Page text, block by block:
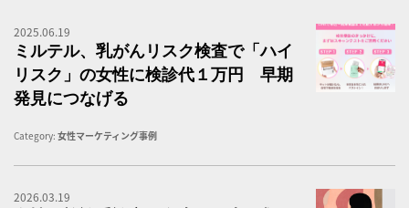
2025.06.19
ミルテル、乳がんリスク検査で「ハイ
リスク」の女性に検診代１万円 早期
発見につなげる
Category: 女性マーケティング事例
2026.03.19